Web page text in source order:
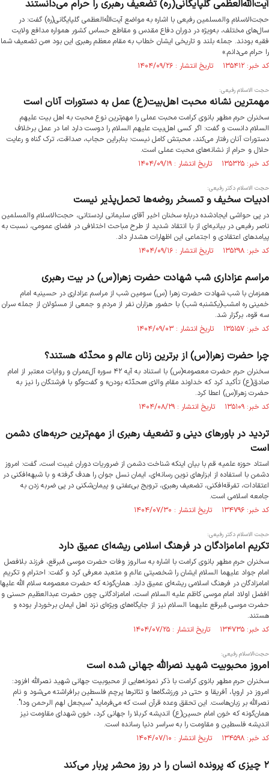
آیت‌الله‌العظمی گلپایگانی(ره) تضعیف رهبری را حرام می‌دانستند
حجت‌الاسلام والمسلمین رفیعی با اشاره به مواضع آیت‌الله‌العظمی گلپایگانی(ره) گفت: در
سال‌های مختلف، به‌ویژه در دوران دفاع مقدس و مقاطع حساس کشور همواره مدافع ولایت
فقیه بودند. جمله بلند و تاریخی ایشان خطاب به مقام معظم رهبری این بود «من تضعیف شما
را حرام می‌دانم.»
کد خبر: ۱۳۵۴۱۲ تاریخ انتشار : ۱۴۰۴/۰۹/۲۶
حجت الاسلام رفیعی:
مهمترین نشانه محبت اهل‌بیت(ع) عمل به دستورات آنان است
سخنران حرم مطهر بانوی کرامت محبت عملی را مهم‌ترین نوع محبت به اهل بیت علیهم
السلام دانست و گفت: اگر کسی اهل‌بیت علیهم السلام را دوست دارد اما در عمل برخلاف
دستورات آنان رفتار می‌کند، محبتش کامل نیست؛ بنابراین حجاب، صداقت، ترک گناه و رعایت
حلال و حرام از نشانه‌های محبت عملی است.
کد خبر: ۱۳۵۳۲۵ تاریخ انتشار : ۱۴۰۴/۰۹/۱۹
حجت الاسلام دکتر رفیعی:
ادبیات سخیف و تمسخر روضه‌ها تحمل‌پذیر نیست
در پی حواشی ایجادشده درباره سخنان اخیر آقای سلیمانی اردستانی، حجت‌الاسلام والمسلمین
ناصر رفیعی در بیانیه‌ای از با انتقاد شدید از طرح مباحث اختلافی در فضای عمومی، نسبت به
پیامدهای اعتقادی و اجتماعی این اظهارات هشدار داد.
کد خبر: ۱۳۵۲۹۸ تاریخ انتشار : ۱۴۰۴/۰۹/۱۶
مراسم عزاداری شب شهادت حضرت زهرا(س) در بیت رهبری
همزمان با شب شهادت حضرت زهرا (س) سومین شب از مراسم عزاداری در حسینیه امام
خمینی ره امشب(یکشنبه شب) با حضور هزاران نفر از مردم و جمعی از مسئولان از جمله سران
سه قوه، برگزار شد.
کد خبر: ۱۳۵۱۵۷ تاریخ انتشار : ۱۴۰۴/۰۹/۰۳
چرا حضرت زهرا(س) از برترین زنان عالم و محدّثه هستند؟
سخنران حرم حضرت معصومه(س) با استناد به آیه ۴۲ سوره آل‌عمران و روایات معتبر از امام
صادق(ع) تأکید کرد که خداوند مقام والای «محدّثه بودن» و گفت‌وگو با فرشتگان را نیز به
حضرت زهرا(س) اعطا کرد.
کد خبر: ۱۳۵۱۰۹ تاریخ انتشار : ۱۴۰۴/۰۸/۲۹
تردید در باورهای دینی و تضعیف رهبری از مهم‌ترین حربه‌های دشمن
است
استاد حوزه علمیه قم با بیان اینکه شناخت دشمن از ضروریات دوران غیبت است، گفت: امروز
دشمن با استفاده از ابزارهای نوین رسانه‌ای، ایمان نسل جوان را هدف گرفته و با شبهه‌افکنی در
اعتقادات، تفرقه‌افکنی، تضعیف رهبری، ترویج بی‌عفتی و پیمان‌شکنی در پی ضربه زدن به
جامعه اسلامی است.
کد خبر: ۱۳۴۷۹۶ تاریخ انتشار : ۱۴۰۴/۰۷/۳۰
حجت الاسلام دکتر رفیعی:
تکریم امامزادگان در فرهنگ اسلامی ریشه‌ای عمیق دارد
سخنران حرم مطهر بانوی کرامت با اشاره به سالروز وفات حضرت موسی مُبرقع، فرزند بلافصل
امام جواد علیهما السلام ایشان را شخصیتی عالم و متعبد معرفی کرد و گفت: احترام و تکریم
امامزادگان در فرهنگ اسلامی ریشه‌ای عمیق دارد. همان‌گونه که حضرت معصومه سلام الله علیها
افضل اولاد امام موسی کاظم علیه السلام است، امامزادگانی چون حضرت عبدالعظیم حسنی و
حضرت موسی مُبرقع علیهما السلام نیز از جایگاه‌های ویژه‌ای نزد اهل ایمان برخوردار بوده و
هستند.
کد خبر: ۱۳۴۷۳۵ تاریخ انتشار : ۱۴۰۴/۰۷/۲۵
حجت‌الاسلام‌ رفیعی:
امروز محبوبیت شهید نصرالله جهانی شده است
سخنران حرم مطهر بانوی کرامت با ذکر نمونه‌هایی از محبوبیت جهانی شهید نصرالله افزود:
امروز در اروپا، آفریقا و حتی در ورزشگاه‌ها و تئاترها پرچم فلسطین برافراشته می‌شود و نام
نصرالله بر زبان‌هاست. این تحقق وعده قرآن است که می‌فرماید "سیجعل لهم الرحمن ودا".
همان‌گونه که خون امام حسین(ع) اندیشه کربلا را جهانی کرد، خون شهدای مقاومت نیز
اندیشه فلسطین و مقاومت را به سراسر دنیا رسانده است.
کد خبر: ۱۳۴۵۹۸ تاریخ انتشار : ۱۴۰۴/۰۷/۱۰
۲ چیزی که پرونده انسان را در روز محشر پربار می‌کند